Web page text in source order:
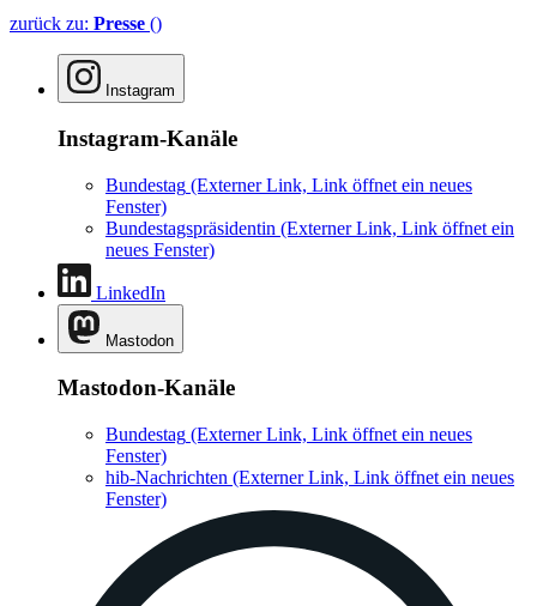
zurück zu: Presse ()
Instagram
Instagram-Kanäle
Bundestag (Externer Link, Link öffnet ein neues
Fenster)
Bundestagspräsidentin (Externer Link, Link öffnet ein
neues Fenster)
LinkedIn
Mastodon
Mastodon-Kanäle
Bundestag (Externer Link, Link öffnet ein neues
Fenster)
hib-Nachrichten (Externer Link, Link öffnet ein neues
Fenster)